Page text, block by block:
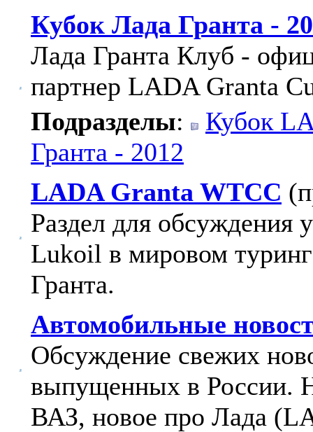
Кубок Лада Гранта -
Лада Гранта Клуб -
партнер LADA Granta
Подразделы:
Кубок
Гранта - 2012
LADA Granta WTCC
Раздел для обсуждения
Lukoil в мировом
Гранта.
Автомобильные
Обсуждение свежих
выпущенных в России.
ВАЗ, новое про Лада